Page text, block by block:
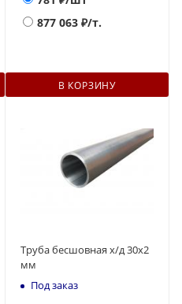
877 063 ₽/т.
В КОРЗИНУ
Труба бесшовная х/д 30х2
мм
Под заказ